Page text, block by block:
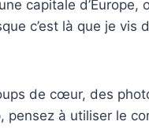
capitale d’Europe,
c’est là que je
de cœur, des
pensez à utiliser le